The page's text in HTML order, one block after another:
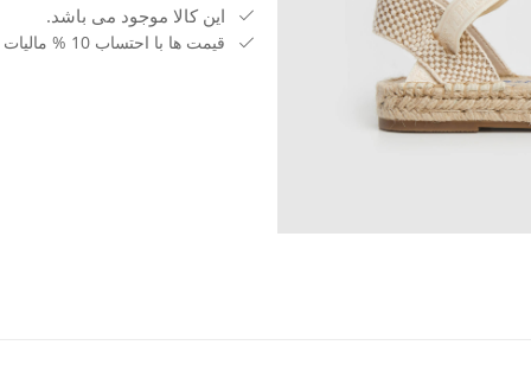
این کالا موجود می باشد.
قیمت ها با احتساب 10 % مالیات بر ارزش افزوده می باشد.